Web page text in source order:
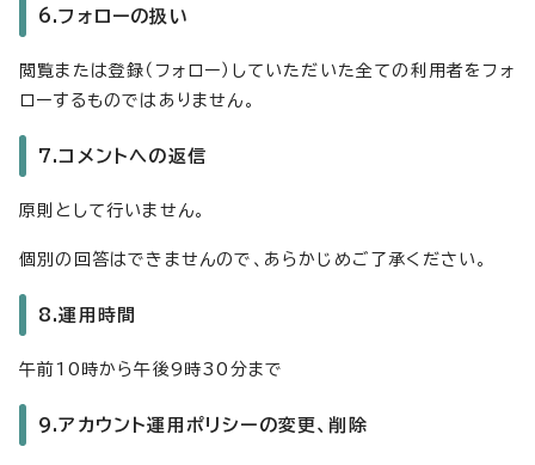
6.フォローの扱い
閲覧または登録（フォロー）していただいた全ての利用者をフォ
ローするものではありません。
7.コメントへの返信
原則として行いません。
個別の回答はできませんので、あらかじめご了承ください。
8.運用時間
午前10時から午後9時30分まで
9.アカウント運用ポリシーの変更、削除